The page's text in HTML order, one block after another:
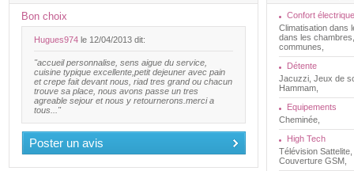
Confort électrique
Climatisation dans
dans les
communes,
Détente
Jacuzzi, Jeux de
Hammam,
Equipements
Cheminée,
High Tech
Télévision
Couverture GSM,
Bon choix
Hugues974 le 12/04/2013 dit:
"accueil personnalise, sens aigue du service,
cuisine typique excellente,petit dejeuner avec pain
et crepe fait devant nous, riad tres grand ou chacun
trouve sa place, nous avons passe un tres
agreable sejour et nous y retournerons.merci a
tous..."
Poster un avis